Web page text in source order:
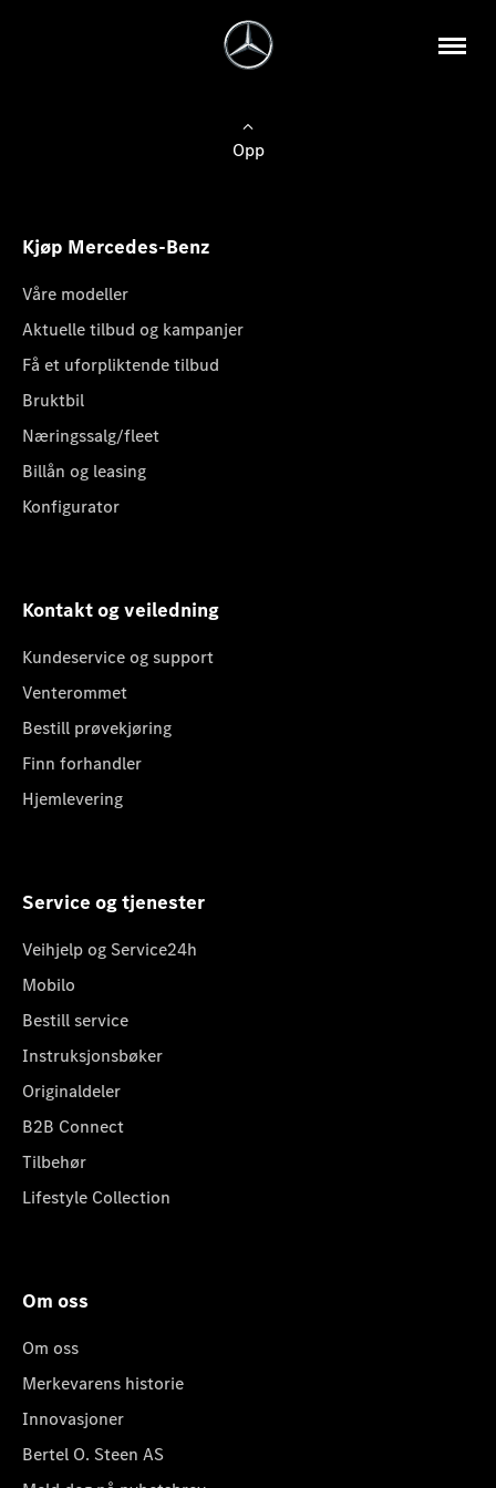
Opp
Kjøp Mercedes-Benz
Våre modeller
Aktuelle tilbud og kampanjer
Få et uforpliktende tilbud
Bruktbil
Næringssalg/fleet
Billån og leasing
Konfigurator
Kontakt og veiledning
Kundeservice og support
Venterommet
Bestill prøvekjøring
Finn forhandler
Hjemlevering
Service og tjenester
Veihjelp og Service24h
Mobilo
Bestill service
Instruksjonsbøker
Originaldeler
B2B Connect
Tilbehør
Lifestyle Collection
Om oss
Om oss
Merkevarens historie
Innovasjoner
Bertel O. Steen AS